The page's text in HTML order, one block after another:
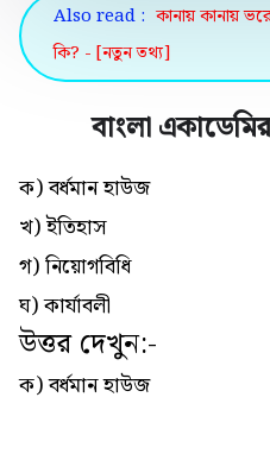
Also read : কানায় কানায়
কি? - [নতুন তথ্য]
বাংলা
ক) বর্ধমান হাউজ
খ) ‎ইতিহাস
গ) নিয়োগবিধি
ঘ) কার্যাবলী
উত্তর দেখুন:-
ক) বর্ধমান হাউজ